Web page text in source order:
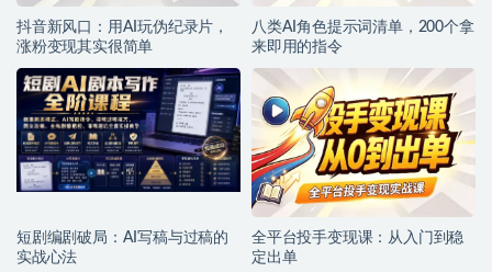
抖音新风口：用AI玩伪纪录片，
涨粉变现其实很简单
八类AI角色提示词清单，200个拿
来即用的指令
短剧编剧破局：AI写稿与过稿的
实战心法
全平台投手变现课：从入门到稳
定出单